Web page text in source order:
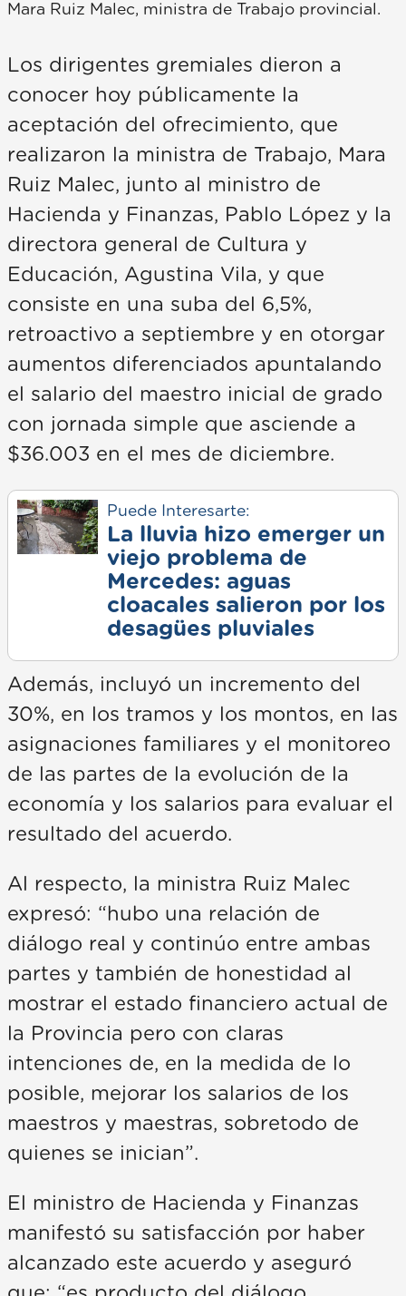
Mara Ruiz Malec, ministra de Trabajo provincial.
Los dirigentes gremiales dieron a
conocer hoy públicamente la
aceptación del ofrecimiento, que
realizaron la ministra de Trabajo, Mara
Ruiz Malec, junto al ministro de
Hacienda y Finanzas, Pablo López y la
directora general de Cultura y
Educación, Agustina Vila, y que
consiste en una suba del 6,5%,
retroactivo a septiembre y en otorgar
aumentos diferenciados apuntalando
el salario del maestro inicial de grado
con jornada simple que asciende a
$36.003 en el mes de diciembre.
Puede Interesarte:
La lluvia hizo emerger un
viejo problema de
Mercedes: aguas
cloacales salieron por los
desagües pluviales
Además, incluyó un incremento del
30%, en los tramos y los montos, en las
asignaciones familiares y el monitoreo
de las partes de la evolución de la
economía y los salarios para evaluar el
resultado del acuerdo.
Al respecto, la ministra Ruiz Malec
expresó: “hubo una relación de
diálogo real y continúo entre ambas
partes y también de honestidad al
mostrar el estado financiero actual de
la Provincia pero con claras
intenciones de, en la medida de lo
posible, mejorar los salarios de los
maestros y maestras, sobretodo de
quienes se inician”.
El ministro de Hacienda y Finanzas
manifestó su satisfacción por haber
alcanzado este acuerdo y aseguró